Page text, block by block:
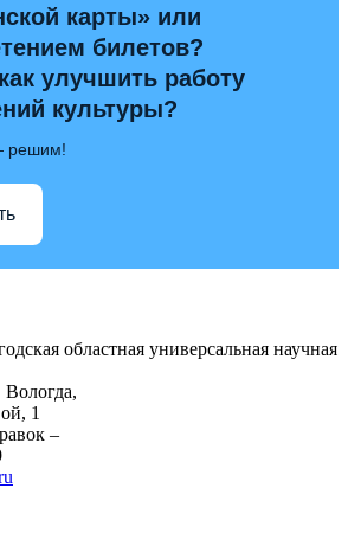
карты» или
билетов?
улучшить работу
культуры?
решим!
областная универсальная научная
Вологда,
1
–